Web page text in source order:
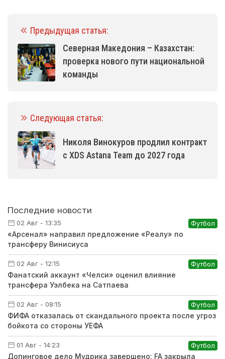
Предыдущая статья:
Северная Македония – Казахстан:
проверка нового пути национальной
команды
Следующая статья:
Николя Винокуров продлил контракт
с XDS Astana Team до 2027 года
Последние новости
02 Авг - 13:35 Футбол
«Арсенал» направил предложение «Реалу» по
трансферу Винисиуса
02 Авг - 12:15 Футбол
Фанатский аккаунт «Челси» оценил влияние
трансфера Уэлбека на Сатпаева
02 Авг - 08:15 Футбол
ФИФА отказалась от скандального проекта после угроз
бойкота со стороны УЕФА
01 Авг - 14:23 Футбол
Допинговое дело Мудрика завершено: FA закрыла